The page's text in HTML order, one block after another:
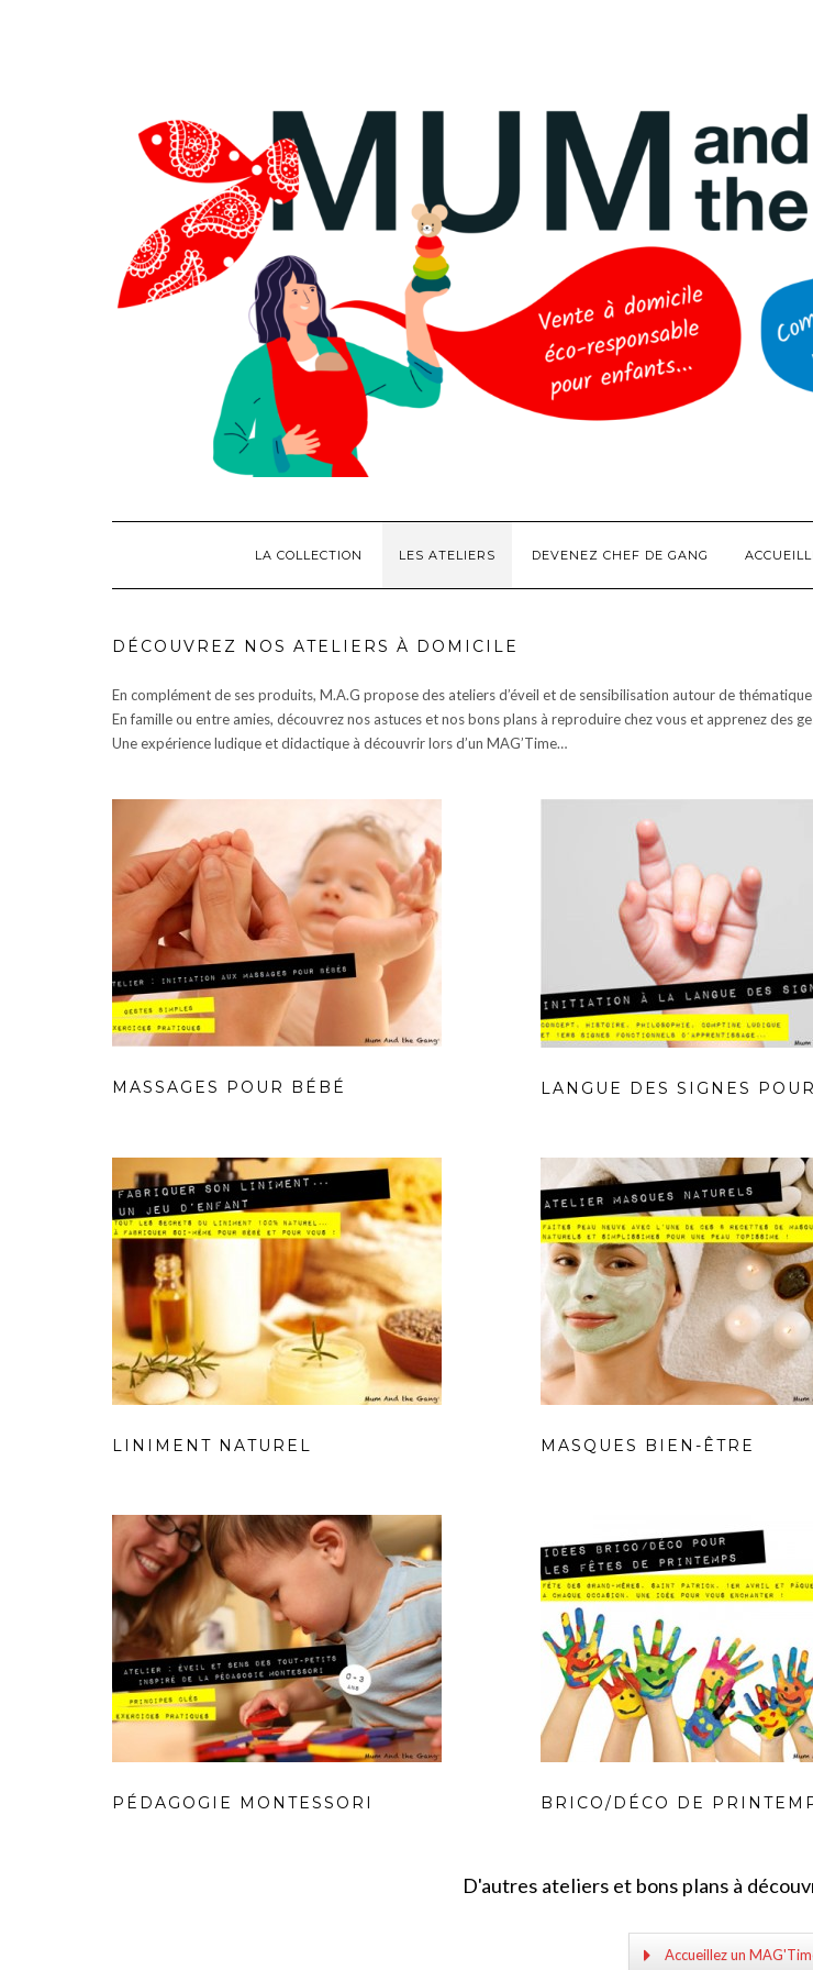
LA COLLECTION LES ATELIERS DEVENEZ CHEF DE GANG
DÉCOUVREZ NOS ATELIERS À DOMICILE
En complément de ses produits, M.A.G propose des ateliers d’éveil et de sensibilisation autour de
En famille ou entre amies, découvrez nos astuces et nos bons plans à reproduire chez vous et apprenez des
Une expérience ludique et didactique à découvrir lors d’un MAG’Time…
MASSAGES POUR BÉBÉ LANGUE DES SIGNES
LINIMENT NATUREL MASQUES BIEN-ÊTRE
PÉDAGOGIE MONTESSORI BRICO/DÉCO DE
D'autres ateliers et bons plans à
Accueillez un